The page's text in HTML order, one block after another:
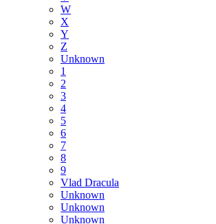
W
X
Y
Z
Unknown
1
2
3
4
5
6
7
8
9
Vlad Dracula
Unknown
Unknown
Unknown